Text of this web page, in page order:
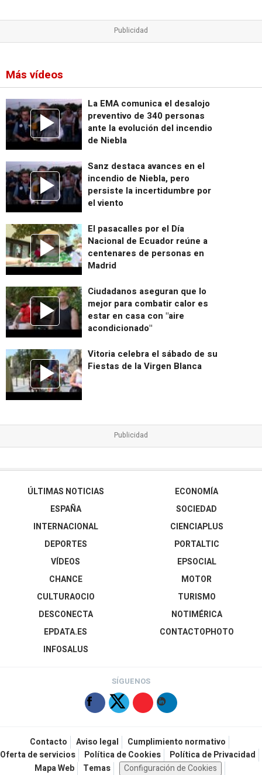
Más vídeos
La EMA comunica el desalojo
preventivo de 340 personas
ante la evolución del incendio
de Niebla
Sanz destaca avances en el
incendio de Niebla, pero
persiste la incertidumbre por
el viento
El pasacalles por el Día
Nacional de Ecuador reúne a
centenares de personas en
Madrid
Ciudadanos aseguran que lo
mejor para combatir calor es
estar en casa con "aire
acondicionado"
Vitoria celebra el sábado de su
Fiestas de la Virgen Blanca
ÚLTIMAS NOTICIAS
ESPAÑA
INTERNACIONAL
DEPORTES
VÍDEOS
ECONOMÍA
SOCIEDAD
CIENCIAPLUS
PORTALTIC
EPSOCIAL
CHANCE
CULTURAOCIO
DESCONECTA
EPDATA.ES
INFOSALUS
MOTOR
TURISMO
NOTIMÉRICA
CONTACTOPHOTO
SÍGUENOS
Contacto Aviso legal
Cumplimiento normativo
Oferta de servicios
Política de Cookies
Política de Privacidad
Mapa Web
Temas Configuración de Cookies